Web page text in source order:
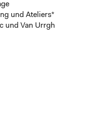
und Ateliers*
und Van Urrgh